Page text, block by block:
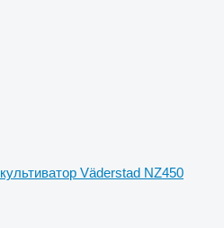
культиватор Väderstad NZ450